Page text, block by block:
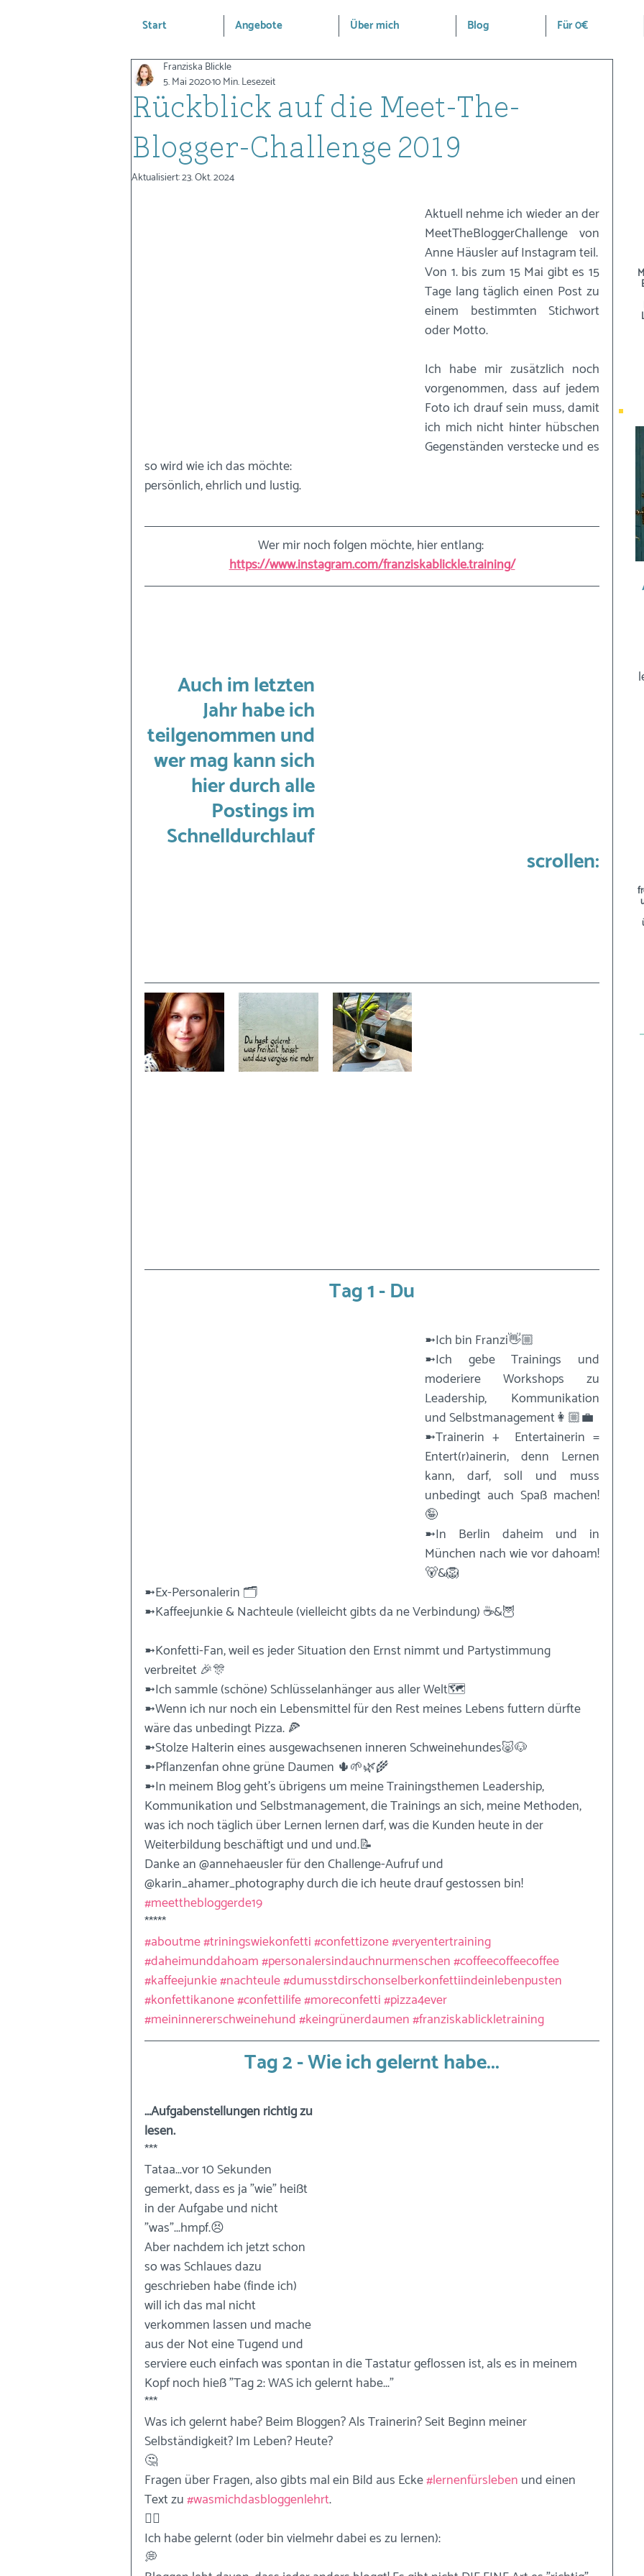
Start Angebote Über mich Blog Für 0€
Rückblick auf die Meet-The-
Blogger-Challenge 2019
Franziska Blickle
5. Mai 202010 Min. Lesezeit
Aktualisiert:23. Okt. 2024
Aktuell nehme ich wieder an der
MeetTheBloggerChallenge von
Von 1. bis zum 15 Mai gibt es 15
Tage lang täglich einen Post zu
einem bestimmten Stichwort
oder Motto.
Ich habe mir zusätzlich noch
vorgenommen, dass auf jedem
Foto ich drauf sein muss, damit
ich mich nicht hinter hübschen
Gegenständen verstecke und es
so wird wie ich das möchte:
persönlich, ehrlich und lustig.
Wer mir noch folgen möchte, hier entlang:
https://www.instagram.com/franziskablickle.training/
Auch im letzten
Jahr habe ich
teilgenommen und
wer mag kann sich
hier durch alle
Postings im
Schnelldurchlauf
scrollen:
Tag 1 - Du
➼Ich bin Franzi👋🏼
➼Ich gebe Trainings und
moderiere Workshops zu
Leadership, Kommunikation
und Selbstmanagement👩🏼‍💼
➼Trainerin +  Entertainerin =
Entert(r)ainerin, denn Lernen
kann, darf, soll und muss
unbedingt auch Spaß machen!
🤪
➼In Berlin daheim und in
München nach wie vor dahoam!
🐻&🦁
➼Ex-Personalerin 🗂
➼Kaffeejunkie & Nachteule (vielleicht gibts da ne Verbindung) ☕️&🦉
➼Konfetti-Fan, weil es jeder Situation den Ernst nimmt und Partystimmung
verbreitet 🎉🎊
➼Ich sammle (schöne) Schlüsselanhänger aus aller Welt🗺
➼Wenn ich nur noch ein Lebensmittel für den Rest meines Lebens futtern dürfte
wäre das unbedingt Pizza. 🍕
➼Stolze Halterin eines ausgewachsenen inneren Schweinehundes🐷🐶
➼Pflanzenfan ohne grüne Daumen 🌵🌱🌿🌾
➼In meinem Blog geht's übrigens um meine Trainingsthemen Leadership,
Kommunikation und Selbstmanagement, die Trainings an sich, meine Methoden,
was ich noch täglich über Lernen lernen darf, was die Kunden heute in der
Weiterbildung beschäftigt und und und.📝
Danke an @annehaeusler für den Challenge-Aufruf und
@karin_ahamer_photography durch die ich heute drauf gestossen bin!
#meetthebloggerde19
*****
#aboutme#triningswiekonfetti#confettizone#veryentertraining
#daheimunddahoam#personalersindauchnurmenschen#coffeecoffeecoffee
#kaffeejunkie#nachteule#dumusstdirschonselberkonfettiindeinlebenpusten
#konfettikanone#confettilife#moreconfetti#pizza4ever
#meininnererschweinehund#keingrünerdaumen#franziskablickletraining
Tag 2 - Wie ich gelernt habe...
...Aufgabenstellungen richtig zu
lesen.
***
Tataa...vor 10 Sekunden
gemerkt, dass es ja "wie" heißt
in der Aufgabe und nicht
"was"...hmpf.😣
Aber nachdem ich jetzt schon
so was Schlaues dazu
geschrieben habe (finde ich)
will ich das mal nicht
verkommen lassen und mache
aus der Not eine Tugend und
serviere euch einfach was spontan in die Tastatur geflossen ist, als es in meinem
Kopf noch hieß "Tag 2: WAS ich gelernt habe..."
***
Was ich gelernt habe? Beim Bloggen? Als Trainerin? Seit Beginn meiner
Selbständigkeit? Im Leben? Heute?
🤔
Fragen über Fragen, also gibts mal ein Bild aus Ecke #lernenfürsleben und einen
Text zu #wasmichdasbloggenlehrt.
✍🏼
Ich habe gelernt (oder bin vielmehr dabei es zu lernen):
💭